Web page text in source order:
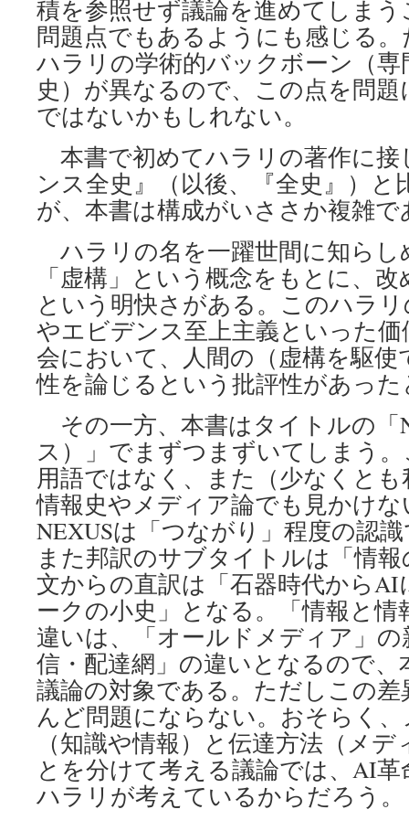
積を参照せず議論を進めてしま
問題点でもあるようにも感じる
ハラリの学術的バックボーン（
史）が異なるので、この点を問
ではないかもしれない。
本書で初めてハラリの著作に接
ンス全史』（以後、『全史』）と
が、本書は構成がいささか複雑で
ハラリの名を一躍世間に知らし
「虚構」という概念をもとに、
という明快さがある。このハラ
やエビデンス至上主義といった
会において、人間の（虚構を駆使
性を論じるという批評性があっ
その一方、本書はタイトルの「
ス）」でまずつまずいてしまう
用語ではなく、また（少なくと
情報史やメディア論でも見かけ
NEXUSは「つながり」程度の認
また邦訳のサブタイトルは「情
文からの直訳は「石器時代から
ークの小史」となる。「情報と
違いは、「オールドメディア」
信・配達網」の違いとなるので
議論の対象である。ただしこの
んど問題にならない。おそらく
（知識や情報）と伝達方法（メ
とを分けて考える議論では、AI
ハラリが考えているからだろう。